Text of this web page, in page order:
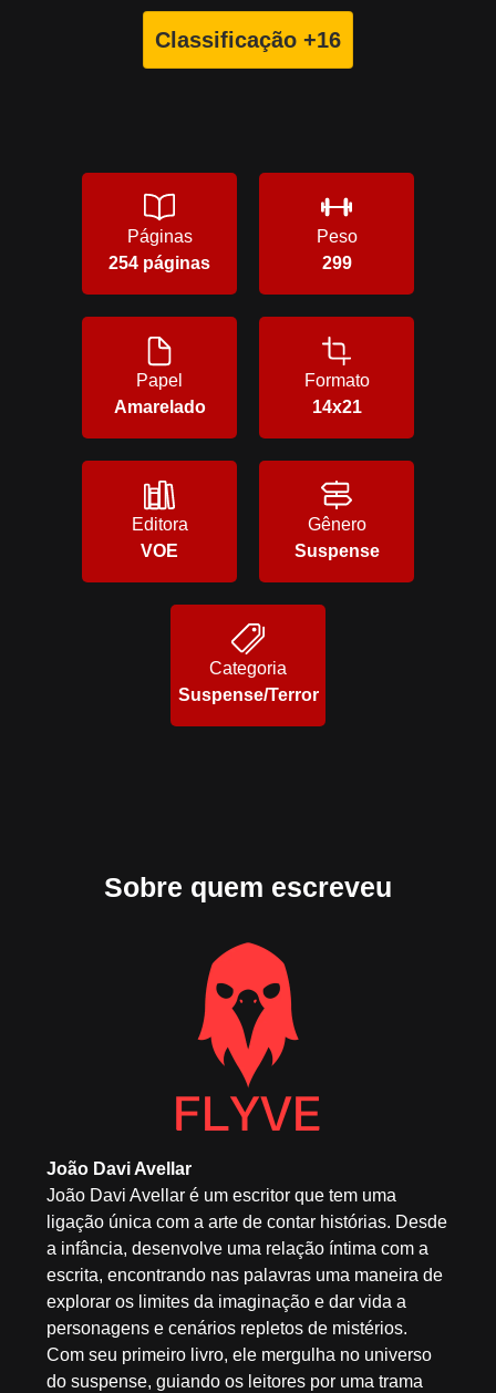
Classificação +16
Páginas
254 páginas
Peso
299
Papel
Amarelado
Formato
14x21
Editora
VOE
Gênero
Suspense
Categoria
Suspense/Terror
Sobre quem escreveu
João Davi Avellar
João Davi Avellar é um escritor que tem uma
ligação única com a arte de contar histórias. Desde
a infância, desenvolve uma relação íntima com a
escrita, encontrando nas palavras uma maneira de
explorar os limites da imaginação e dar vida a
personagens e cenários repletos de mistérios.
Com seu primeiro livro, ele mergulha no universo
do suspense, guiando os leitores por uma trama